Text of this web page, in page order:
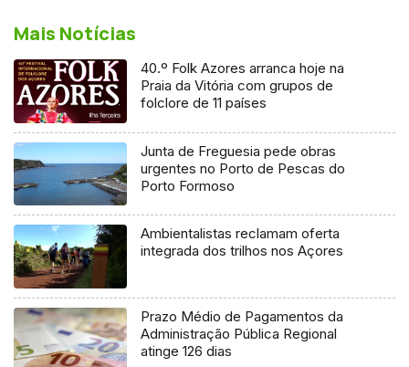
Mais Notícias
40.º Folk Azores arranca hoje na
Praia da Vitória com grupos de
folclore de 11 países
Junta de Freguesia pede obras
urgentes no Porto de Pescas do
Porto Formoso
Ambientalistas reclamam oferta
integrada dos trilhos nos Açores
Prazo Médio de Pagamentos da
Administração Pública Regional
atinge 126 dias